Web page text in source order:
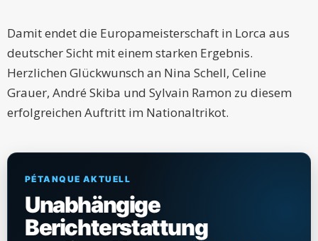
Damit endet die Europameisterschaft in Lorca aus
deutscher Sicht mit einem starken Ergebnis.
Herzlichen Glückwunsch an Nina Schell, Celine
Grauer, André Skiba und Sylvain Ramon zu diesem
erfolgreichen Auftritt im Nationaltrikot.
PÉTANQUE AKTUELL
Unabhängige
Berichterstattung